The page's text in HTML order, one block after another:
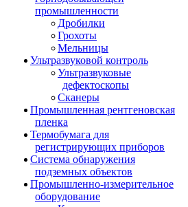
промышленности
Дробилки
Грохоты
Мельницы
Ультразвуковой контроль
Ультразвуковые
дефектоскопы
Сканеры
Промышленная рентгеновская
пленка
Термобумага для
регистрирующих приборов
Система обнаружения
подземных объектов
Промышленно-измерительное
оборудование